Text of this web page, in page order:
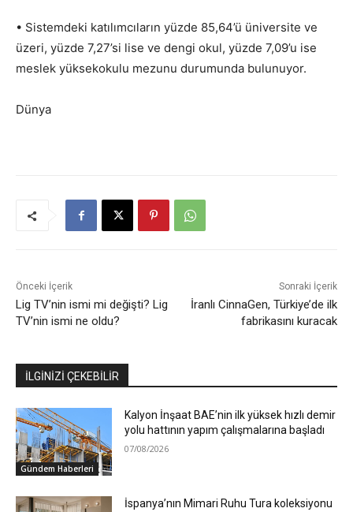
• Sistemdeki katılımcıların yüzde 85,64’ü üniversite ve
üzeri, yüzde 7,27’si lise ve dengi okul, yüzde 7,09’u ise
meslek yüksekokulu mezunu durumunda bulunuyor.
Dünya
Önceki İçerik
Lig TV’nin ismi mi değişti? Lig
TV’nin ismi ne oldu?
Sonraki İçerik
İranlı CinnaGen, Türkiye’de ilk
fabrikasını kuracak
İLGİNİZİ ÇEKEBİLİR
Gündem Haberleri
Kalyon İnşaat BAE’nin ilk yüksek hızlı demir
yolu hattının yapım çalışmalarına başladı
07/08/2026
İspanya’nın Mimari Ruhu Tura koleksiyonu